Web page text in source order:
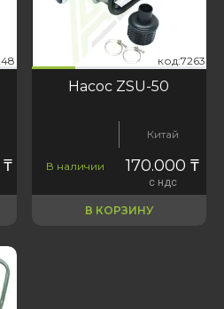
код:7248
₸
код:7263
Насос ZSU-50
Китай
В наличии 170.000₸
с ндс
В КОРЗИНУ